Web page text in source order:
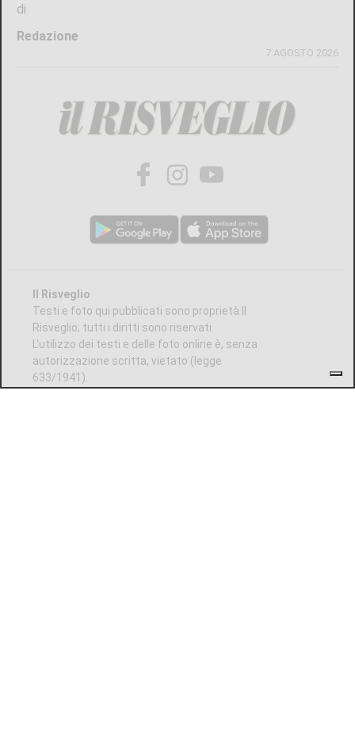
di
Redazione
7 AGOSTO 2026
Il Risveglio
Testi e foto qui pubblicati sono proprietà Il
Risveglio; tutti i diritti sono riservati.
L'utilizzo dei testi e delle foto online è, senza
autorizzazione scritta, vietato (legge
633/1941).